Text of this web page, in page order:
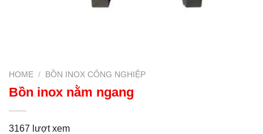
HOME / BỒN INOX CÔNG NGHIỆP
Bồn inox nằm ngang
3167 lượt xem